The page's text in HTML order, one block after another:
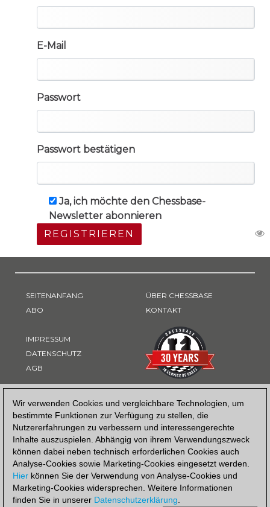
Wir verwenden Cookies und vergleichbare Technologien, um
bestimmte Funktionen zur Verfügung zu stellen, die
Nutzererfahrungen zu verbessern und interessengerechte
Inhalte auszuspielen. Abhängig von ihrem Verwendungszweck
können dabei neben technisch erforderlichen Cookies auch
Analyse-Cookies sowie Marketing-Cookies eingesetzt werden.
Hier können Sie der Verwendung von Analyse-Cookies und
Marketing-Cookies widersprechen. Weitere Informationen
finden Sie in unserer Datenschutzerklärung.
E-Mail
Passwort
Passwort bestätigen
Ja, ich möchte den Chessbase-
Newsletter abonnieren
REGISTRIEREN
SEITENANFANG
ABO
IMPRESSUM
DATENSCHUTZ
AGB
ÜBER CHESSBASE
KONTAKT
ZAHLUNGSART